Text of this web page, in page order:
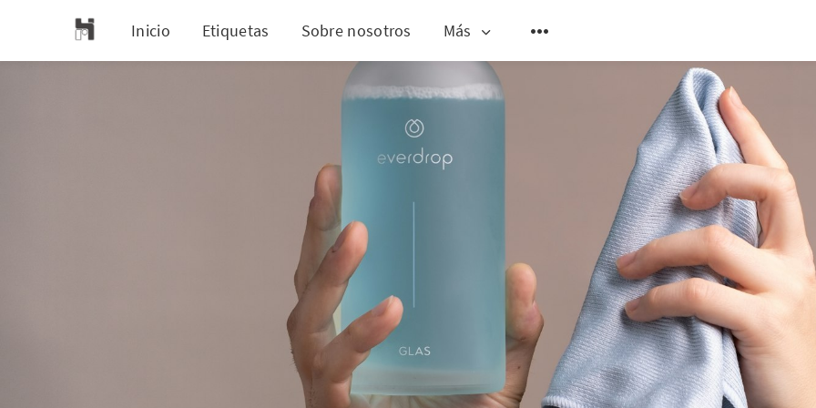
Inicio Etiquetas Sobre nosotros Más